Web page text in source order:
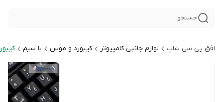
جستجو
افق پی سی شاپ لوازم جانبی کامپیوتر کیبورد و موس با سیم